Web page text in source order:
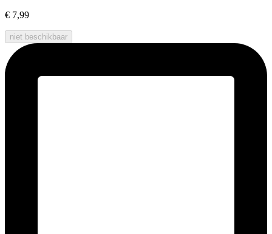
€ 7,99
niet beschikbaar